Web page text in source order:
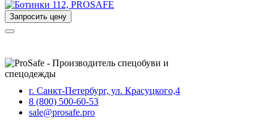
Запросить цену
г. Санкт-Петербург, ул. Красуцкого,4
8 (800) 500-60-53
sale@prosafe.pro